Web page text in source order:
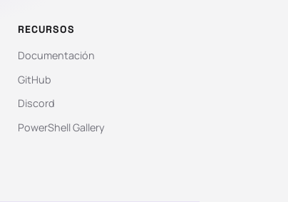
RECURSOS
Documentación
GitHub
Discord
PowerShell Gallery